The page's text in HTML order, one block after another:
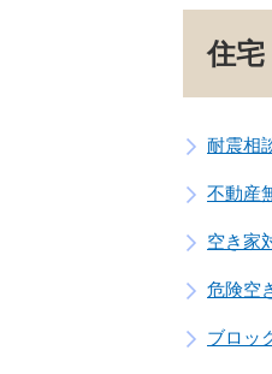
住宅
耐震相
不動産
空き家
危険空
ブロッ